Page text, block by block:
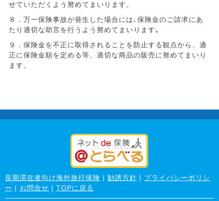
せていただくよう努めてまいります。
８．万一保険事故が発生した場合には､保険金のご請求にあ
たり適切な助言を行うよう努めてまいります｡
９．保険金を不正に取得されることを防止する観点から、適
正に保険金額を定める等、適切な商品の販売に努めてまいり
ます。
長期滞在者向け海外旅行保険 | 勧誘方針 | プライバシーポリシ
ー | お問合せ | TOPに戻る